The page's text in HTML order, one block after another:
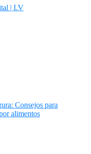
| I.V